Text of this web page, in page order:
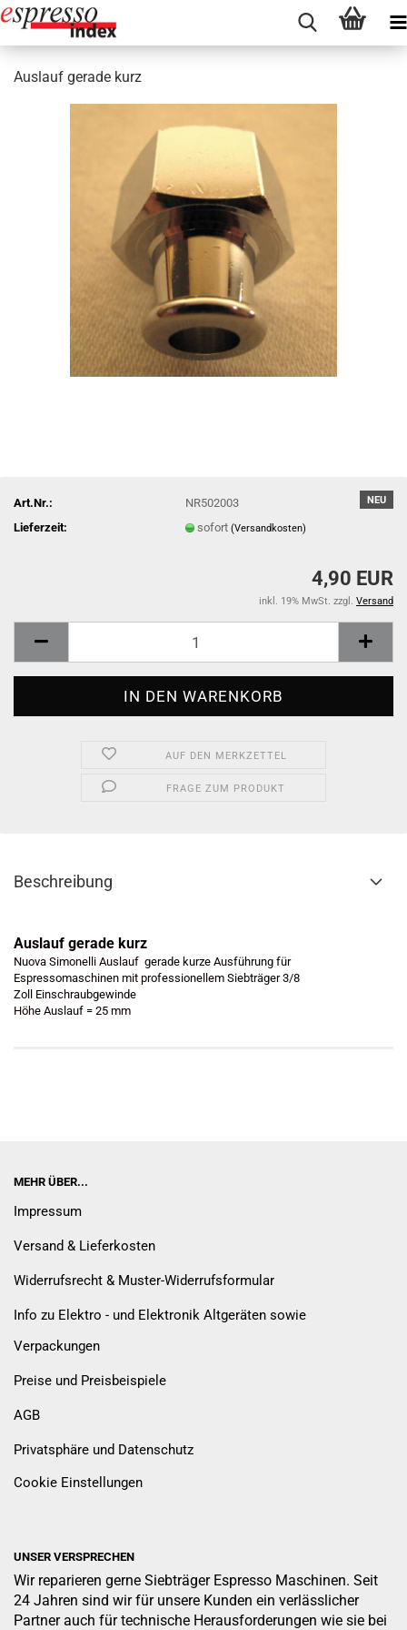
Auslauf gerade kurz
NEU
Art.Nr.:
NR502003
Lieferzeit:
sofort(Versandkosten)
4,90 EUR
inkl. 19% MwSt. zzgl. Versand
AUF DEN MERKZETTEL
FRAGE ZUM PRODUKT
Beschreibung
Auslauf gerade kurz
Nuova Simonelli Auslauf gerade kurze Ausführung für
Espressomaschinen mit professionellem Siebträger 3/8
Zoll Einschraubgewinde
Höhe Auslauf = 25 mm
MEHR ÜBER...
Impressum
Versand & Lieferkosten
Widerrufsrecht & Muster-Widerrufsformular
Info zu Elektro - und Elektronik Altgeräten sowie
Verpackungen
Preise und Preisbeispiele
AGB
Privatsphäre und Datenschutz
Cookie Einstellungen
UNSER VERSPRECHEN
Wir reparieren gerne Siebträger Espresso Maschinen. Seit
24 Jahren sind wir für unsere Kunden ein verlässlicher
Partner auch für technische Herausforderungen wie sie bei